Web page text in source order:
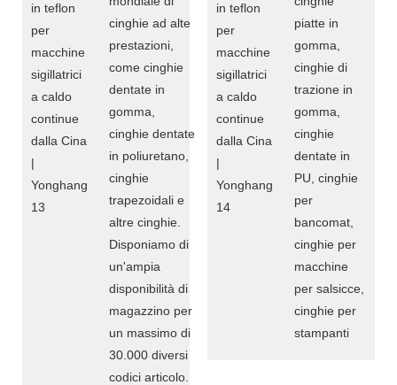
cinghie ad alte
prestazioni,
come cinghie
dentate in
gomma,
cinghie dentate
in poliuretano,
cinghie
trapezoidali e
altre cinghie.
Disponiamo di
un'ampia
disponibilità di
magazzino per
un massimo di
30.000 diversi
codici articolo.
piatte in
gomma,
cinghie di
trazione in
gomma,
cinghie
dentate in
PU, cinghie
per
bancomat,
cinghie per
macchine
per salsicce,
cinghie per
stampanti